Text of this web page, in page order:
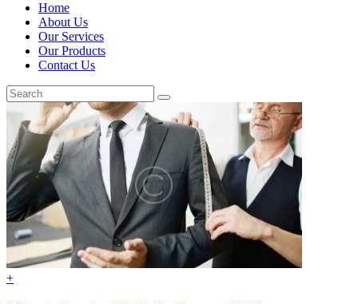
Home
About Us
Our Services
Our Products
Contact Us
+